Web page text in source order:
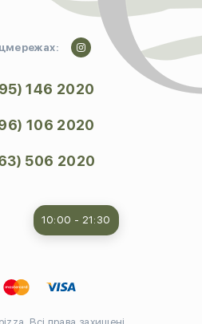
146 2020
106 2020
506 2020
10:00 - 21:30
Всі права захищені